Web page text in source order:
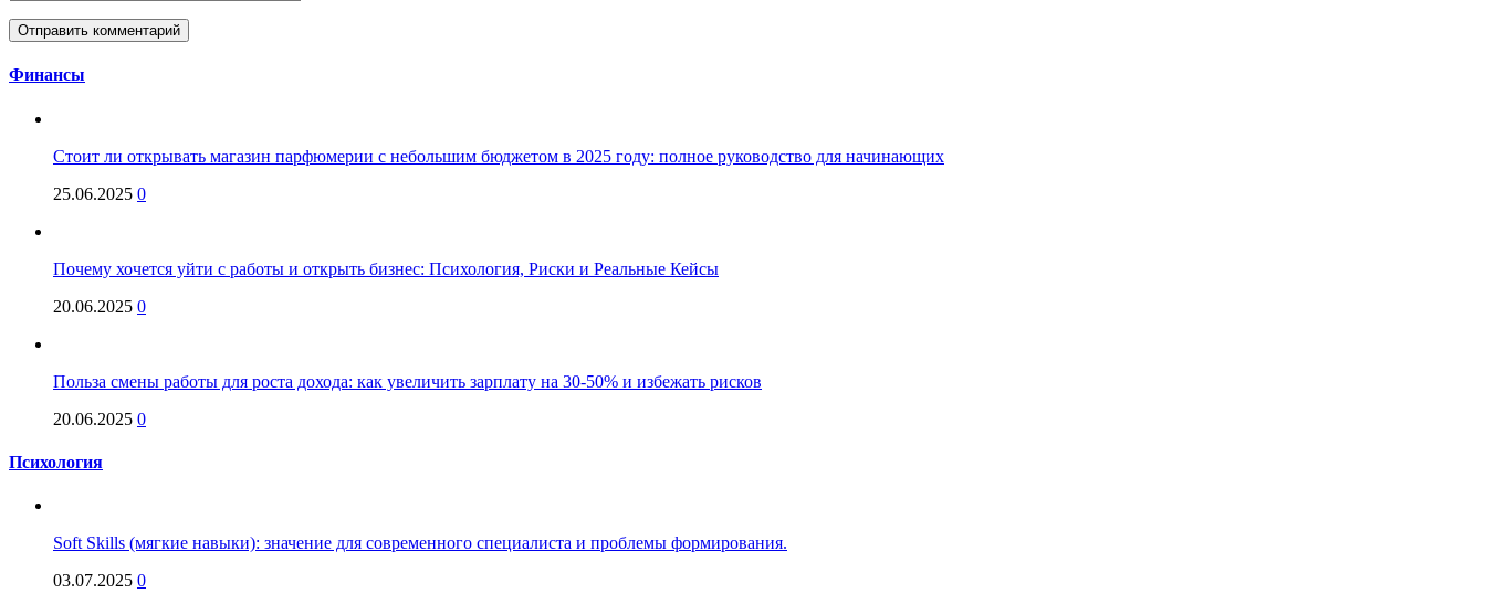
Финансы
Стоит ли открывать магазин парфюмерии с небольшим бюджетом в 2025 году: полное руководство для начинающих
25.06.2025 0
Почему хочется уйти с работы и открыть бизнес: Психология, Риски и Реальные Кейсы
20.06.2025 0
Польза смены работы для роста дохода: как увеличить зарплату на 30-50% и избежать рисков
20.06.2025 0
Психология
Soft Skills (мягкие навыки): значение для современного специалиста и проблемы формирования.
03.07.2025 0